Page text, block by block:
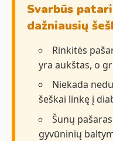
Svarbūs
dažniausių
Rinkitės
yra aukštas, o
Niekada
šeškai linkę į
Šunų
gyvūninių